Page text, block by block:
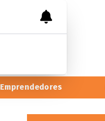
Emprendedores